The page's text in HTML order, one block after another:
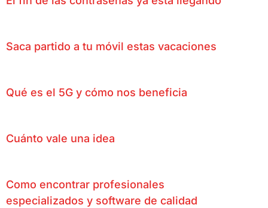
Saca partido a tu móvil estas vacaciones
Qué es el 5G y cómo nos beneficia
Cuánto vale una idea
Como encontrar profesionales
especializados y software de calidad